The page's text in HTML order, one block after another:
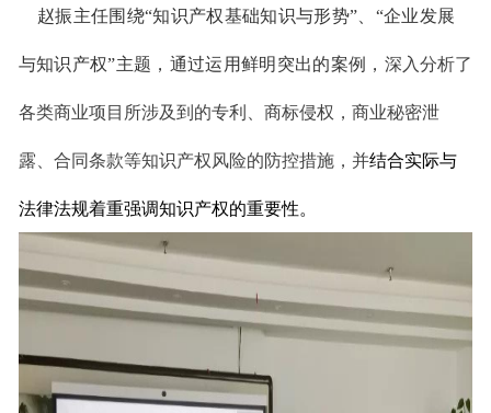
赵振主任围绕“知识产权基础知识与形势”、“企业发展
与知识产权”主题，通过运用鲜明突出的案例， 深入分析了
各类商业项目所涉及到的专利、商标侵权，商业秘密泄
露、合同条款等知识产权风险的防控措施，并结合实际与
法律法规着重强调知识产权的重要性。